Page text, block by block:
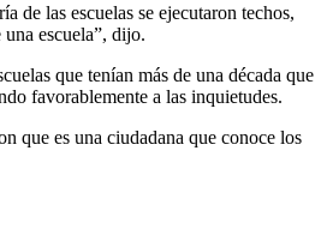
de las escuelas se ejecutaron techos,
escuela”, dijo.
que tenían más de una década que
favorablemente a las inquietudes.
que es una ciudadana que conoce los